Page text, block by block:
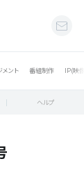
メント 番組制作 IP(映
ヘルプ